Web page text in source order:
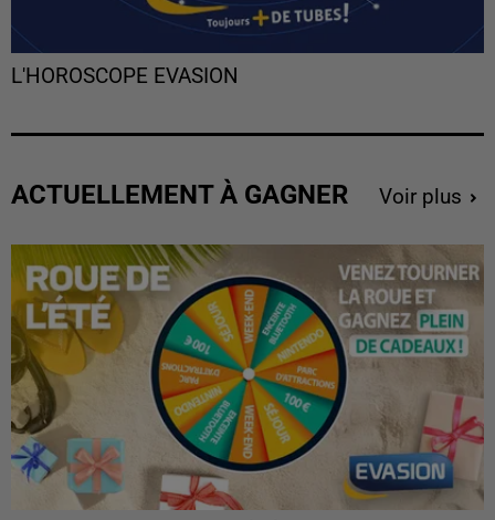
L'HOROSCOPE EVASION
ACTUELLEMENT À GAGNER Voir plus